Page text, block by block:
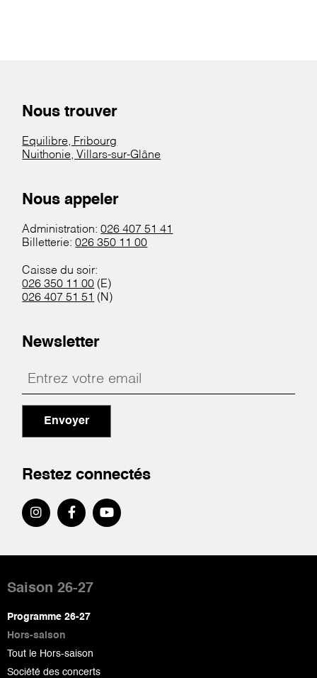
Nous trouver
Equilibre, Fribourg
Nuithonie, Villars-sur-Glâne
Nous appeler
Administration:026 407 51 41
Billetterie:026 350 11 00
Caisse du soir:
026 350 11 00 (E)
026 407 51 51 (N)
Newsletter
Envoyer
Restez connectés
de
page
Saison 26-27
Programme 26-27
Hors-saison
Tout le Hors-saison
Société des concerts